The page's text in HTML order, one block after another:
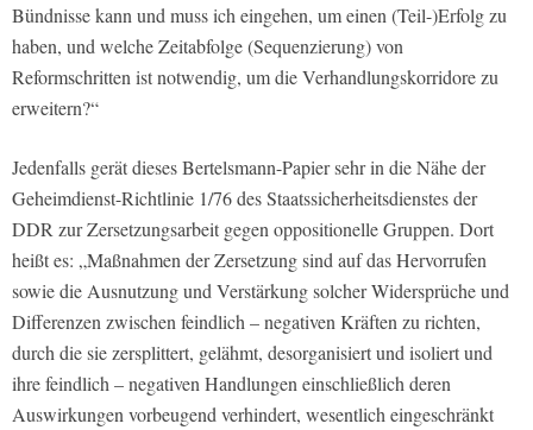
Bündnisse kann und muss ich eingehen, um einen (Teil-)Erfolg zu
haben, und welche Zeitabfolge (Sequenzierung) von
Reformschritten ist notwendig, um die Verhandlungskorridore zu
erweitern?“
Jedenfalls gerät dieses Bertelsmann-Papier sehr in die Nähe der
Geheimdienst-Richtlinie 1/76 des Staatssicherheitsdienstes der
DDR zur Zersetzungsarbeit gegen oppositionelle Gruppen. Dort
heißt es: „Maßnahmen der Zersetzung sind auf das Hervorrufen
sowie die Ausnutzung und Verstärkung solcher Widersprüche und
Differenzen zwischen feindlich – negativen Kräften zu richten,
durch die sie zersplittert, gelähmt, desorganisiert und isoliert und
ihre feindlich – negativen Handlungen einschließlich deren
Auswirkungen vorbeugend verhindert, wesentlich eingeschränkt